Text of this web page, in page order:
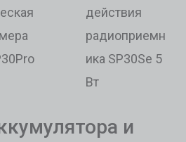
действия
радиоприемн
ика SP30Se 5
Вт
и